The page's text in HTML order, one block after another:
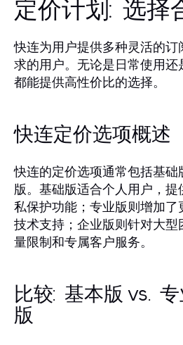
定价计划: 选择
快连为用户提供多种灵活的
求的用户。无论是日常使用
都能提供高性价比的选择。
快连定价选项概述
快连的定价选项通常包括基础
版。基础版适合个人用户，
私保护功能；专业版则增加
技术支持；企业版则针对大
量限制和专属客户服务。
比较: 基本版 vs.
版